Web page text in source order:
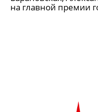
на главной премии